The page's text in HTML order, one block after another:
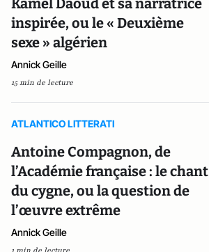
Kamel Daoud et sa narratrice
inspirée, ou le « Deuxième
sexe » algérien
Annick Geille
15 min de lecture
ATLANTICO LITTERATI
Antoine Compagnon, de
l’Académie française : le chant
du cygne, ou la question de
l’œuvre extrême
Annick Geille